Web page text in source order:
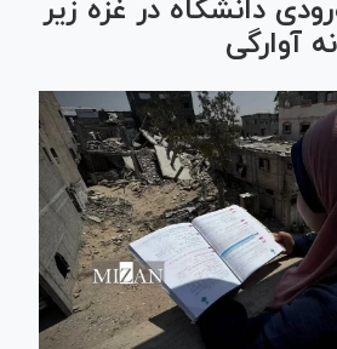
دانشگاه در غزه زیر
آوارگی